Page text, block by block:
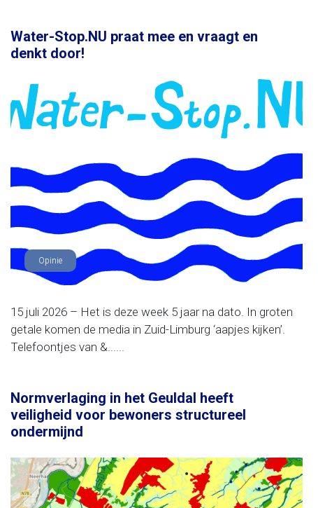
Water-Stop.NU praat mee en vraagt en
denkt door!
Opinie
15 juli 2026 – Het is deze week 5 jaar na dato. In groten
getale komen de media in Zuid-Limburg ‘aapjes kijken’.
Telefoontjes van &......
Normverlaging in het Geuldal heeft
veiligheid voor bewoners structureel
ondermijnd